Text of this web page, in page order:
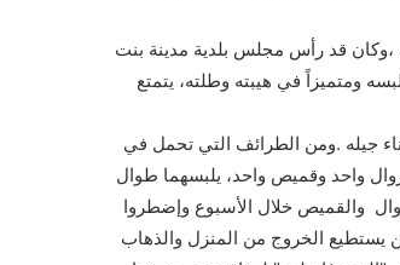
،وكان قد رأس مجلس بلدية مدينة بنت
ومتميزاً في هيبته وطلته، يتمتع
جيله .ومن الطرائف التي تحمل في
واحد وقميص واحد، يلبسهما طوال
والقميص خلال الأسبوع وإضطروا
يستطيع الخروج من المنزل والذهاب